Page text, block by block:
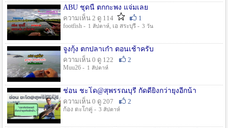
ABU ชุดนี้ ตกกะพง แจ่มเลย
ความเห็น 2 ดู 114
1
footfish - 1 สัปดาห์, เอ สระบุรี - 3 วัน
จูงกุ้ง ตกปลาเก๋า ตอนเช้าครับ
ความเห็น 0 ดู 122
2
Muu26 - 1 สัปดาห์
ช่อน ชะโด@สุพรรณบุรี กัดดียิ่งกว่ายุงอีกน้า
ความเห็น 0 ดู 207
2
ก้อง ตะโกคู่ - 3 สัปดาห์